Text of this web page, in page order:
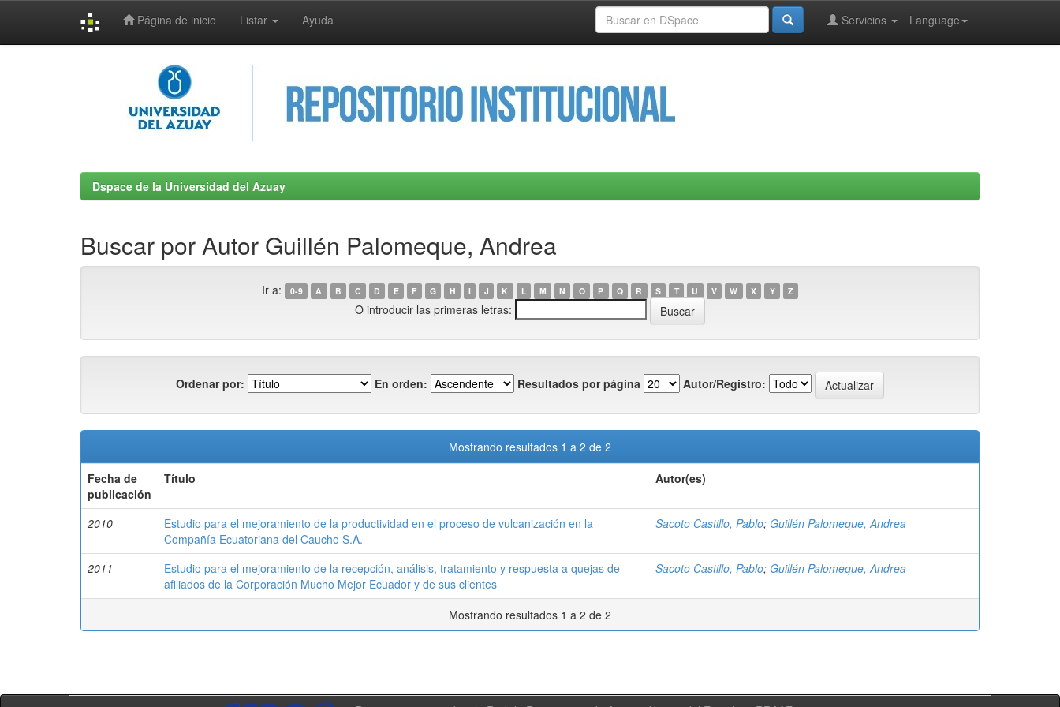
Página de inicio Listar Ayuda Language
Servicios
Dspace de la Universidad del Azuay
Buscar por Autor Guillén Palomeque, Andrea
Ir a: 0-9 A B C D E F G H I J K L M N O P Q R S T U V W X Y Z
O introducir las primeras letras:
Ordenar por: En orden: Resultados por página Autor/Registro:
Mostrando resultados 1 a 2 de 2
Fecha de
publicación
Título Autor(es)
2010
Estudio para el mejoramiento de la productividad en el proceso de vulcanización en la
Compañía Ecuatoriana del Caucho S.A.
Sacoto Castillo, Pablo; Guillén Palomeque, Andrea
2011
Estudio para el mejoramiento de la recepción, análisis, tratamiento y respuesta a quejas de
afiliados de la Corporación Mucho Mejor Ecuador y de sus clientes
Sacoto Castillo, Pablo; Guillén Palomeque, Andrea
Mostrando resultados 1 a 2 de 2